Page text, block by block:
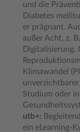
und die
Diabetes
er prägnant.
außer Acht, z.
Digitalisierung.
Klimawandel
Studium oder
utb+:
ein eLearning-